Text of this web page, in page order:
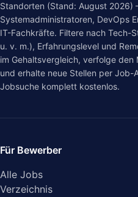
Standorten (Stand: August 2026)
Systemadministratoren, DevOps
IT-Fachkräfte. Filtere nach Tech-
u. v. m.), Erfahrungslevel und
im Gehaltsvergleich, verfolge den
und erhalte neue Stellen per Job-
Jobsuche komplett kostenlos.
Für Bewerber
Alle Jobs
Verzeichnis